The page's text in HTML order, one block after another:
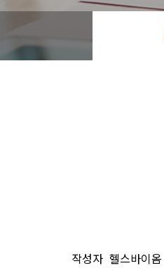
작성자 헬스바이옴